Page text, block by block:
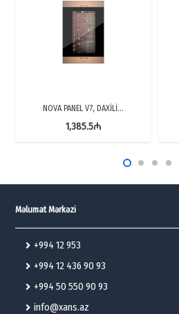
NOVA PANEL V7, DAXİLİ…
1,385.5₼
Məlumat Mərkəzi
+994 12 953
+994 12 436 90 93
+994 50 550 90 93
info@xans.az